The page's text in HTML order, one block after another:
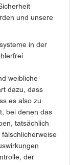
und unsere
in der
weibliche
dazu, dass
es also zu
bei denen das
tatsächlich
der